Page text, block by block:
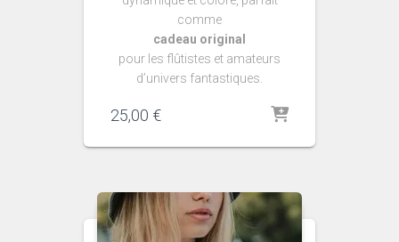
comme
cadeau original
pour les flûtistes et amateurs
d’univers fantastiques.
25,00 €